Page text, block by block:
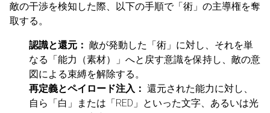
敵の干渉を検知した際、以下の手順で「術」の主導権を奪
取する。
認識と還元： 敵が発動した「術」に対し、それを単
なる「能力（素材）」へと戻す意識を保持し、敵の意
図による束縛を解除する。
再定義とペイロード注入： 還元された能力に対し、
自ら「白」または「RED」といった文字、あるいは光